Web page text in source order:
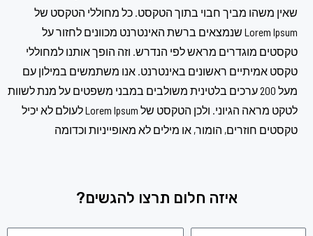
שאין משהו מביך חבוי בתוך הטקסט. כל מחוללי הטקסט של
Lorem Ipsum שנמצאים ברשת האינטרנט מכוונים לחזור על
טקסטים מוגדרים מראש לפי הנדרש. וזה הופך אותנו למחוללי
טקסט אמיתיים ראשונים באינטרנט. אנו משתמשים במילון עם
מעל 200 ערכים בלטינית משולבים במבני משפטים על מנת לשוות
לטקט מראה הגיוני. ולכן הטקסט של Lorem Ipsum לעולם לא יכיל
טקסטים חוזרים, הומור, או מילים לא מאופייניות וכדומה
איזה חלום תרצו להגשים?